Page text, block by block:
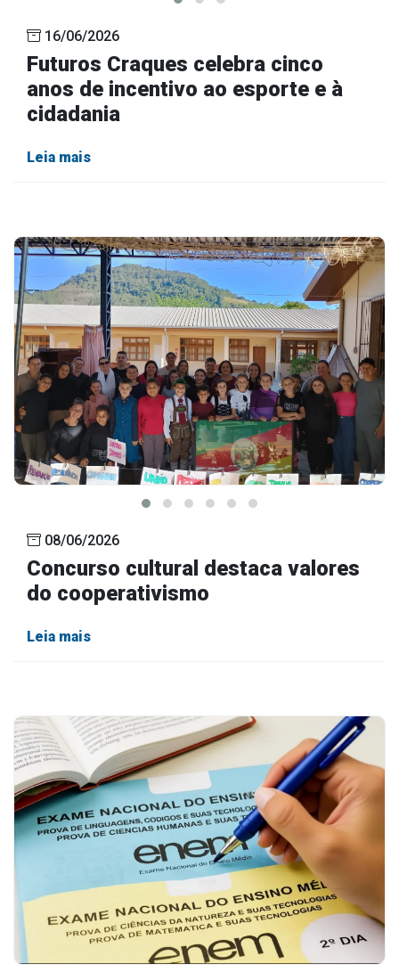
16/06/2026
Futuros Craques celebra cinco
anos de incentivo ao esporte e à
cidadania
Leia mais
08/06/2026
Concurso cultural destaca valores
do cooperativismo
Leia mais